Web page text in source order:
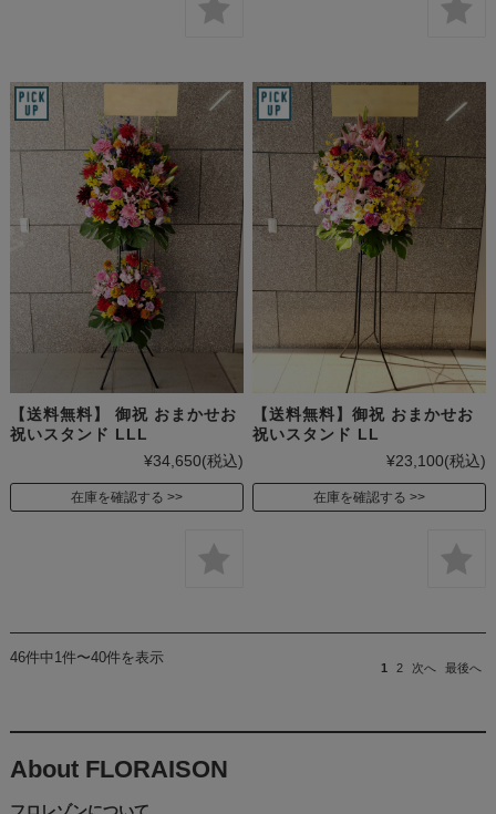
【送料無料】 御祝 おまかせお
祝いスタンド LLL
¥34,650(税込)
在庫を確認する
【送料無料】御祝 おまかせお
祝いスタンド LL
¥23,100(税込)
在庫を確認する
46件中1件〜40件を表示
1 2 次へ 最後へ
About FLORAISON